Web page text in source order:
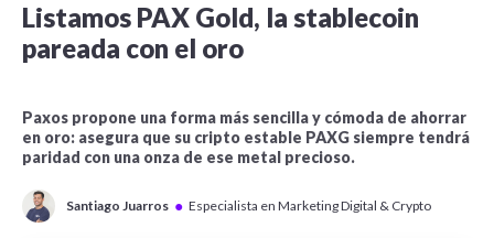
Listamos PAX Gold, la stablecoin
pareada con el oro
Paxos propone una forma más sencilla y cómoda de ahorrar
en oro: asegura que su cripto estable PAXG siempre tendrá
paridad con una onza de ese metal precioso.
Santiago Juarros ● Especialista en Marketing Digital & Crypto